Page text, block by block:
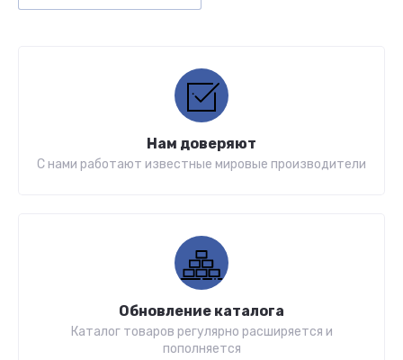
Нам доверяют
С нами работают известные мировые производители
Обновление каталога
Каталог товаров регулярно расширяется и
пополняется